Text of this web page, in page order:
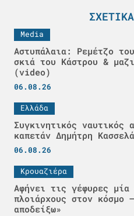
Media
Αστυπάλαια: Ρεμέτζο
σκιά του Κάστρου &
(video)
06.08.26
Ελλάδα
Συγκινητικός ναυτικός
καπετάν Δημήτρη
06.08.26
Κρουαζιέρα
Αφήνει τις γέφυρες μία
πλοιάρχους στον κόσμο
αποδείξω»